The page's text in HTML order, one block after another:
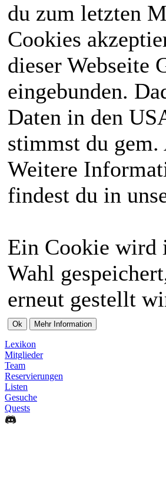
du zum letzten
Cookies
dieser Webseite
eingebunden.
Daten in den
stimmst du
Weitere
findest du in
Ein Cookie wird
Wahl
erneut gestellt
Lexikon
Mitglieder
Team
Reservierungen
Listen
Gesuche
Quests